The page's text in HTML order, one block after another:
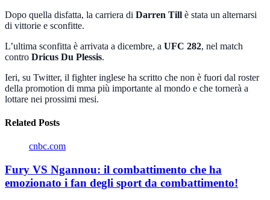
Dopo quella disfatta, la carriera di Darren Till è stata un alternarsi
di vittorie e sconfitte.
L’ultima sconfitta è arrivata a dicembre, a UFC 282, nel match
contro Dricus Du Plessis.
Ieri, su Twitter, il fighter inglese ha scritto che non è fuori dal roster
della promotion di mma più importante al mondo e che tornerà a
lottare nei prossimi mesi.
Related Posts
cnbc.com
Fury VS Ngannou: il combattimento che ha
emozionato i fan degli sport da combattimento!